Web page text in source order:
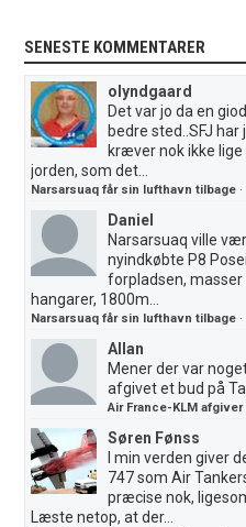
SENESTE KOMMENTARER
olyndgaard
Det var jo da en
bedre sted..SFJ
kræver nok ikke
jorden, som det...
Narsarsuaq får sin lufthavn tilbage
Daniel
Narsarsuaq ville
nyindkøbte P8
forpladsen,
hangarer, 1800m...
Narsarsuaq får sin lufthavn tilbage ·
Allan
Mener der var
afgivet et bud på
Air France-KLM
Søren Fønss
I min verden giver
747 som Air
præcise nok,
Læste netop, at der...